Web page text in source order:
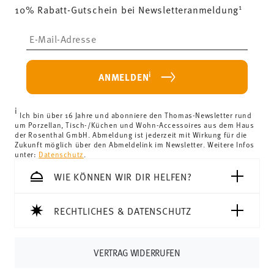
(ausgenommen Lieferungen ins Vereinigte Königreich)
Lieferkosten unter 69,90 €:
weniger als 69,90 € beträgt, fallen Versandkosten an. Für
Deutschland betragen diese 4,90 €. Für alle anderen
Länder können Sie die Lieferkostenhier einsehen
Vereinigtes Königreich:Für Lieferungen ins Vereinigte
Königreich liegt der Mindestbestellwert bei £135, die
Lieferung erfolgt versandkostenfrei.
Schweiz:Lieferungen in die Schweiz sind ab 69,90 CHF
versandkostenfrei. Unter einem Bestellwert von 69,90
CHF liegen die Versandkosten bei 36,90 CHF.
sobald Ihr Paket auf die Reise geht.
Lieferzeit innerhalb Deutschlands:3-5 Werktage für
hier einsehen.
10% Rabatt-Gutschein bei Newsletteranmeldung1
ANMELDENi
i Ich bin über 16 Jahre und abonniere den Thomas-Newsletter rund
um Porzellan, Tisch-/Küchen und Wohn-Accessoires aus dem Haus
der Rosenthal GmbH. Abmeldung ist jederzeit mit Wirkung für die
Zukunft möglich über den Abmeldelink im Newsletter. Weitere Infos
unter: Datenschutz
WIE KÖNNEN WIR DIR HELFEN?
RECHTLICHES & DATENSCHUTZ
VERTRAG WIDERRUFEN